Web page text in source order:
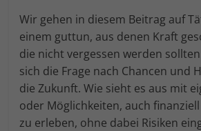
Wir gehen in diesem Beitrag auf
einem guttun, aus denen Kraft
die nicht vergessen werden
sich die Frage nach Chancen und
die Zukunft. Wie sieht es aus mit
oder Möglichkeiten, auch
zu erleben, ohne dabei Risiken
Websites hinweg verfolgen.
Cookie-Informationen
Externe Medien (7)
Inhalte von Videoplattformen und Social-
werden standardmäßig blockiert. Wenn
externen Medien akzeptiert werden,
diese Inhalte keiner manuellen